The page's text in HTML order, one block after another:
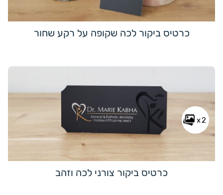
כרטיס ביקור לכה שקופה על רקע שחור
x2
כרטיס ביקור צורני לכה וזהב